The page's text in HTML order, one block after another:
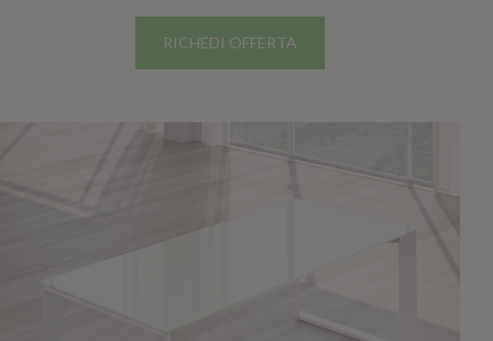
RICHEDI OFFERTA